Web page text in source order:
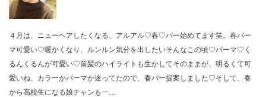
４月は、ニューヘアしたくなる、アルアル♡春♡パー始めてます笑。春パー
マ可愛い♡暖かくなり、ルンルン気分を出したいそんなこの頃♡パーマ♡く
るんくるんが可愛い♡前髪のハイライトも生かしてそのままが、明るくて可
愛いね、カラーかパーマか迷ってたので、春パー提案しました♡そして、春
から高校生になる娘チャンも一…
2025.11.17
早めのサンタが店内に並んでます♡好評につ
き、うちの父の手作りサンタ♡♡♡1セット